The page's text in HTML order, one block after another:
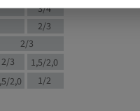
3/4
2/3
2/3
2/3
1,5/2,0
2,0 1/2